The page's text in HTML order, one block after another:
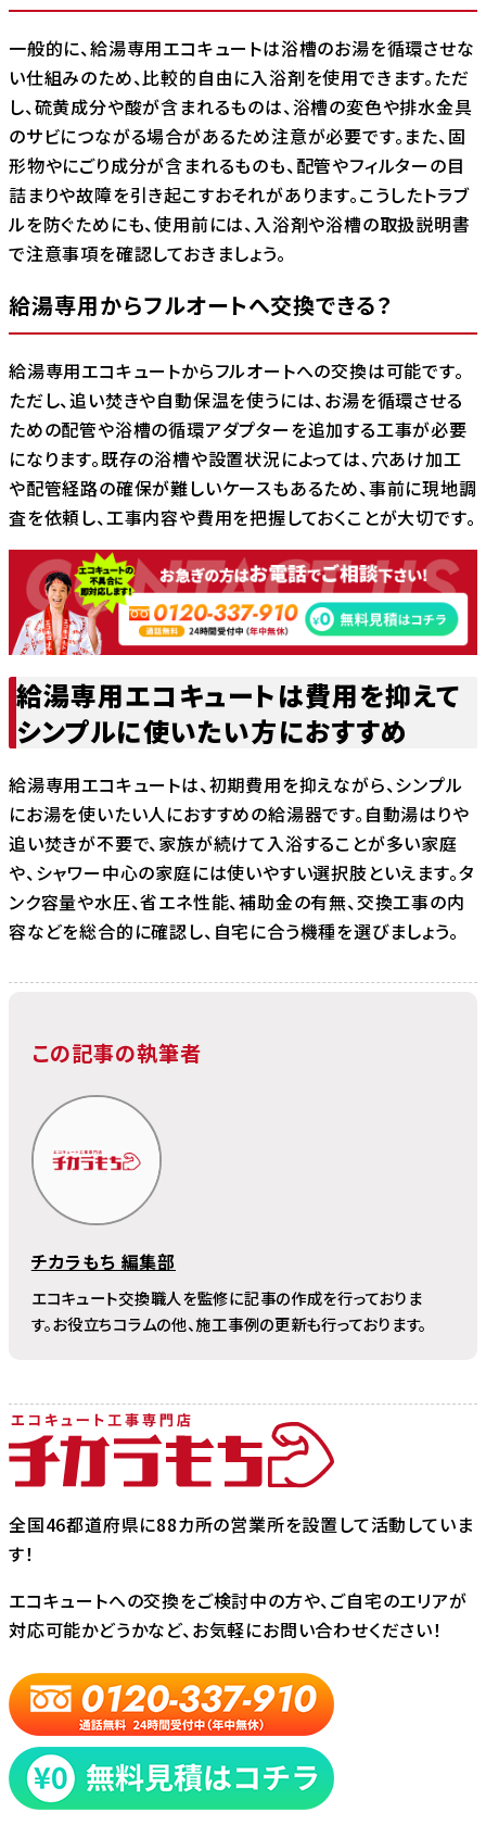
一般的に、給湯専用エコキュートは浴槽のお湯を循環させな
い仕組みのため、比較的自由に入浴剤を使用できます。ただ
し、硫黄成分や酸が含まれるものは、浴槽の変色や排水金具
のサビにつながる場合があるため注意が必要です。また、固
形物やにごり成分が含まれるものも、配管やフィルターの目
詰まりや故障を引き起こすおそれがあります。こうしたトラブ
ルを防ぐためにも、使用前には、入浴剤や浴槽の取扱説明書
で注意事項を確認しておきましょう。
給湯専用からフルオートへ交換できる？
給湯専用エコキュートからフルオートへの交換は可能です。
ただし、追い焚きや自動保温を使うには、お湯を循環させる
ための配管や浴槽の循環アダプターを追加する工事が必要
になります。既存の浴槽や設置状況によっては、穴あけ加工
や配管経路の確保が難しいケースもあるため、事前に現地調
査を依頼し、工事内容や費用を把握しておくことが大切です。
給湯専用エコキュートは費用を抑えて
シンプルに使いたい方におすすめ
給湯専用エコキュートは、初期費用を抑えながら、シンプル
にお湯を使いたい人におすすめの給湯器です。自動湯はりや
追い焚きが不要で、家族が続けて入浴することが多い家庭
や、シャワー中心の家庭には使いやすい選択肢といえます。タ
ンク容量や水圧、省エネ性能、補助金の有無、交換工事の内
容などを総合的に確認し、自宅に合う機種を選びましょう。
この記事の執筆者
チカラもち 編集部
エコキュート交換職人を監修に記事の作成を行っておりま
す。お役立ちコラムの他、施工事例の更新も行っております。
全国46都道府県に88カ所の営業所を設置して活動していま
す！
エコキュートへの交換をご検討中の方や、ご自宅のエリアが
対応可能かどうかなど、お気軽にお問い合わせください！